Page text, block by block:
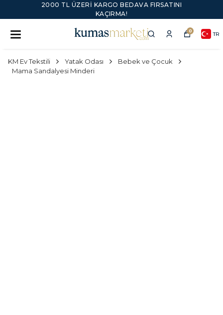
2000 TL ÜZERI KARGO BEDAVA FIRSATINI
KAÇIRMA!
0 TR
KM Ev Tekstili Yatak Odası
Bebek ve Çocuk
Mama Sandalyesi Minderi